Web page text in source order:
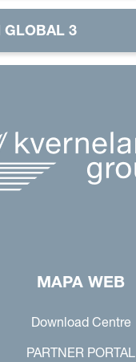
GLOBAL 3
MAPA WEB
Download Centre
PARTNER PORTAL